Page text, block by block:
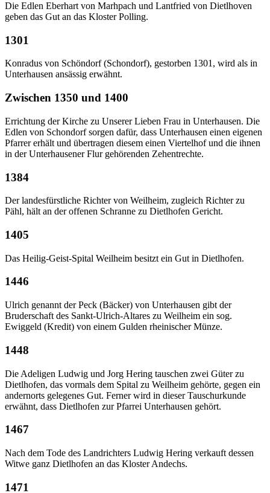
Die Edlen Eberhart von Marhpach und Lantfried von Dietlhoven
geben das Gut an das Kloster Polling.
1301
Konradus von Schöndorf (Schondorf), gestorben 1301, wird als in
Unterhausen ansässig erwähnt.
Zwischen 1350 und 1400
Errichtung der Kirche zu Unserer Lieben Frau in Unterhausen. Die
Edlen von Schondorf sorgen dafür, dass Unterhausen einen eigenen
Pfarrer erhält und übertragen diesem einen Viertelhof und die ihnen
in der Unterhausener Flur gehörenden Zehentrechte.
1384
Der landesfürstliche Richter von Weilheim, zugleich Richter zu
Pähl, hält an der offenen Schranne zu Dietlhofen Gericht.
1405
Das Heilig-Geist-Spital Weilheim besitzt ein Gut in Dietlhofen.
1446
Ulrich genannt der Peck (Bäcker) von Unterhausen gibt der
Bruderschaft des Sankt-Ulrich-Altares zu Weilheim ein sog.
Ewiggeld (Kredit) von einem Gulden rheinischer Münze.
1448
Die Adeligen Ludwig und Jorg Hering tauschen zwei Güter zu
Dietlhofen, das vormals dem Spital zu Weilheim gehörte, gegen ein
andernorts gelegenes Gut. Ferner wird in dieser Tauschurkunde
erwähnt, dass Dietlhofen zur Pfarrei Unterhausen gehört.
1467
Nach dem Tode des Landrichters Ludwig Hering verkauft dessen
Witwe ganz Dietlhofen an das Kloster Andechs.
1471